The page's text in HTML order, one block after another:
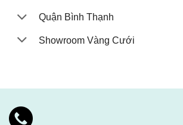
Quận Bình Thạnh
Showroom Vàng Cưới